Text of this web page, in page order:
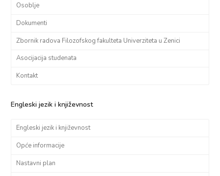
Osoblje
Dokumenti
Zbornik radova Filozofskog fakulteta Univerziteta u Zenici
Asocijacija studenata
Kontakt
Engleski jezik i književnost
Engleski jezik i književnost
Opće informacije
Nastavni plan